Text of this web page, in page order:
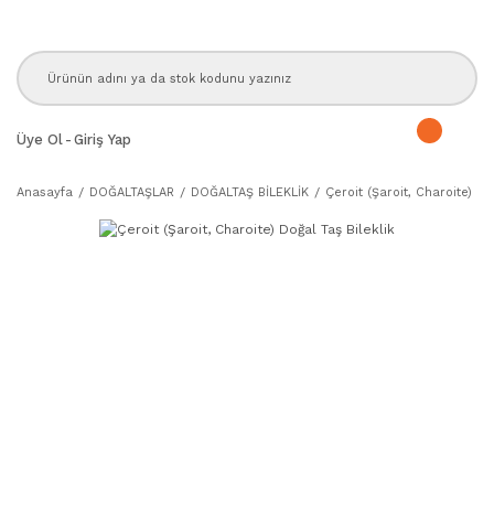
Üye Ol - Giriş Yap
Anasayfa DOĞALTAŞLAR DOĞALTAŞ BİLEKLİK Çeroit (Şaroit, Charoite)